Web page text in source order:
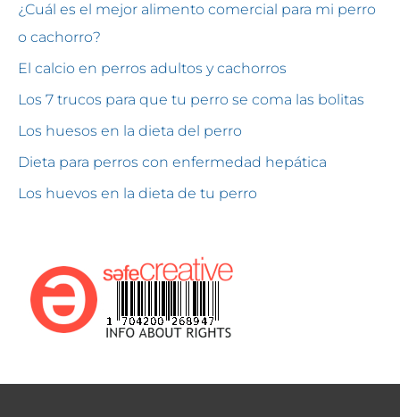
¿Cuál es el mejor alimento comercial para mi perro
o cachorro?
El calcio en perros adultos y cachorros
Los 7 trucos para que tu perro se coma las bolitas
Los huesos en la dieta del perro
Dieta para perros con enfermedad hepática
Los huevos en la dieta de tu perro